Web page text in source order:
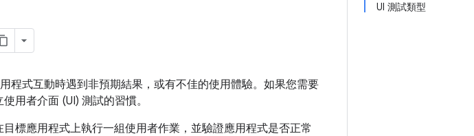
UI 測試類型
程式互動時遇到非預期結果，或有不佳的使用體驗。如果您需要
用者介面 (UI) 測試的習慣。
標應用程式上執行一組使用者作業，並驗證應用程式是否正常